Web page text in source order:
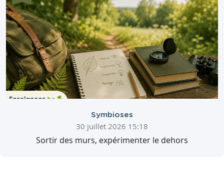
Symbioses
30 juillet 2026 15:18
Sortir des murs, expérimenter le dehors